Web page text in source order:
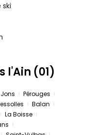
l'Ain (01)
Jons
Pérouges
Balan
La Boisse